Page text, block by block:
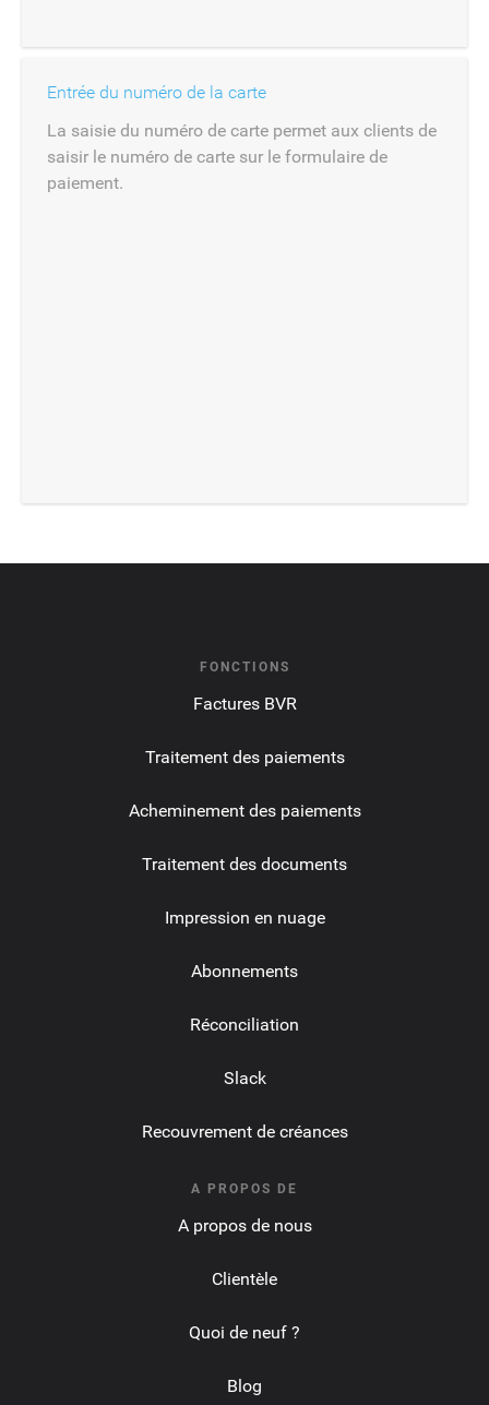
Entrée du numéro de la carte
La saisie du numéro de carte permet aux clients de
saisir le numéro de carte sur le formulaire de
paiement.
FONCTIONS
Factures BVR
Traitement des paiements
Acheminement des paiements
Traitement des documents
Impression en nuage
Abonnements
Réconciliation
Slack
Recouvrement de créances
A PROPOS DE
A propos de nous
Clientèle
Quoi de neuf ?
Blog